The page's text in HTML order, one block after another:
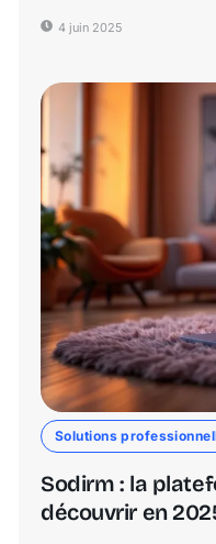
4 juin 2025
Solutions
Sodirm : la
découvrir en